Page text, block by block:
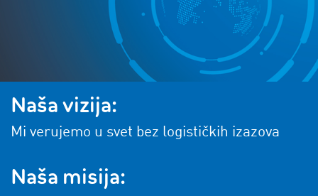
Naša vizija:
Mi verujemo u svet bez logističkih izazova
Naša misija: